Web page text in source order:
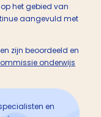
het gebied van
aangevuld met
zijn beoordeeld en
onderwijs
en